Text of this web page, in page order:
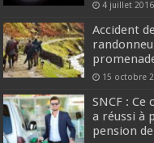
4 juillet 2016
Accident
15 octobre
SNCF :
a réussi à
pension